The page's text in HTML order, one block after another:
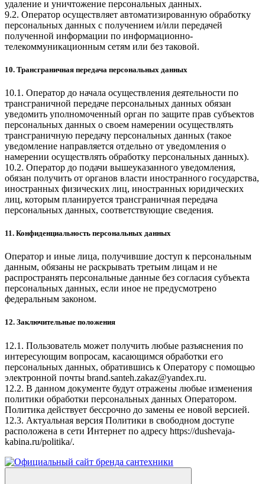
удаление и уничтожение персональных данных.
9.2. Оператор осуществляет автоматизированную обработку
персональных данных с получением и/или передачей
полученной информации по информационно-
телекоммуникационным сетям или без таковой.
10. Трансграничная передача персональных данных
10.1. Оператор до начала осуществления деятельности по
трансграничной передаче персональных данных обязан
уведомить уполномоченный орган по защите прав субъектов
персональных данных о своем намерении осуществлять
трансграничную передачу персональных данных (такое
уведомление направляется отдельно от уведомления о
намерении осуществлять обработку персональных данных).
10.2. Оператор до подачи вышеуказанного уведомления,
обязан получить от органов власти иностранного государства,
иностранных физических лиц, иностранных юридических
лиц, которым планируется трансграничная передача
персональных данных, соответствующие сведения.
11. Конфиденциальность персональных данных
Оператор и иные лица, получившие доступ к персональным
данным, обязаны не раскрывать третьим лицам и не
распространять персональные данные без согласия субъекта
персональных данных, если иное не предусмотрено
федеральным законом.
12. Заключительные положения
12.1. Пользователь может получить любые разъяснения по
интересующим вопросам, касающимся обработки его
персональных данных, обратившись к Оператору с помощью
электронной почты brand.santeh.zakaz@yandex.ru.
12.2. В данном документе будут отражены любые изменения
политики обработки персональных данных Оператором.
Политика действует бессрочно до замены ее новой версией.
12.3. Актуальная версия Политики в свободном доступе
расположена в сети Интернет по адресу https://dushevaja-
kabina.ru/politika/.